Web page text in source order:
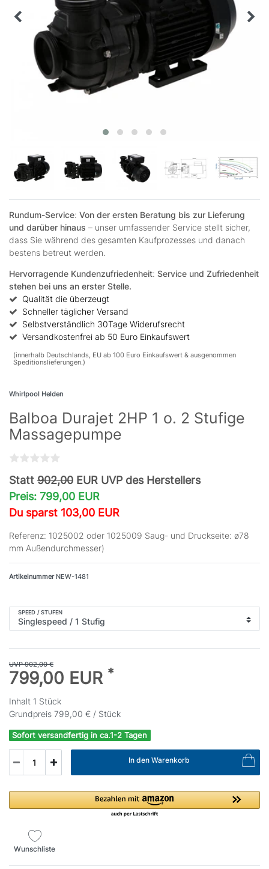
Rundum-Service: Von der ersten Beratung bis zur Lieferung
und darüber hinaus – unser umfassender Service stellt sicher,
dass Sie während des gesamten Kaufprozesses und danach
bestens betreut werden.
Hervorragende Kundenzufriedenheit: Service und Zufriedenheit
stehen bei uns an erster Stelle.
Qualität die überzeugt
Schneller täglicher Versand
Selbstverständlich 30Tage Widerufsrecht
Versandkostenfrei ab 50 Euro Einkaufswert
(innerhalb Deutschlands, EU ab 100 Euro Einkaufswert & ausgenommen
Speditionslieferungen.)
Whirlpool Helden
Balboa Durajet 2HP 1 o. 2 Stufige
Massagepumpe
Statt 902,00 EUR UVP des Herstellers
Preis: 799,00 EUR
Du sparst 103,00 EUR
Referenz: 1025002 oder 1025009 Saug- und Druckseite: ø78
mm Außendurchmesser)
Artikelnummer NEW-1481
SPEED / STUFEN
UVP 902,00 €
799,00 EUR *
Inhalt 1 Stück
Grundpreis 799,00 € / Stück
Sofort versandfertig in ca.1-2 Tagen
In den Warenkorb
Wunschliste